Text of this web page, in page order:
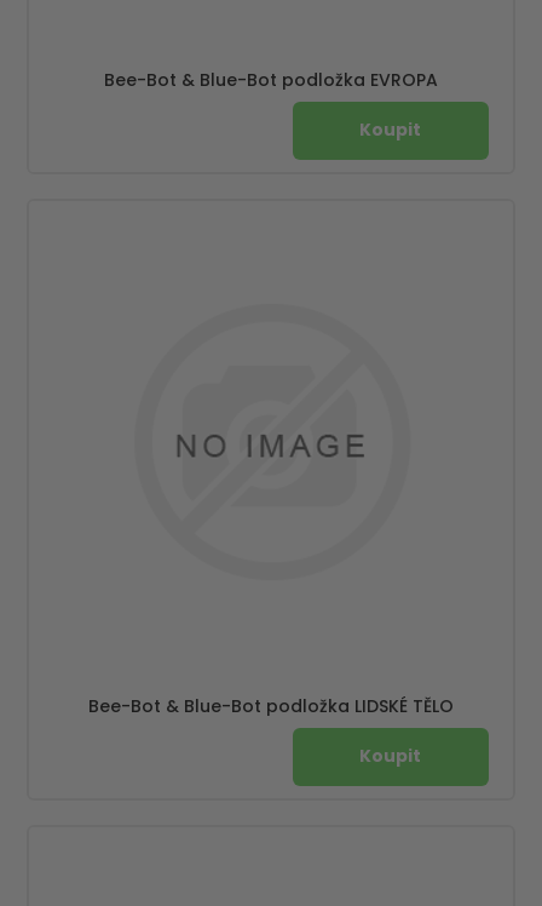
Bee-Bot & Blue-Bot podložka EVROPA
Bee-Bot & Blue-Bot podložka LIDSKÉ TĚLO